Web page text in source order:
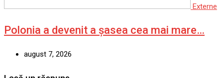
Externe
Polonia a devenit a șasea cea mai mare…
august 7, 2026